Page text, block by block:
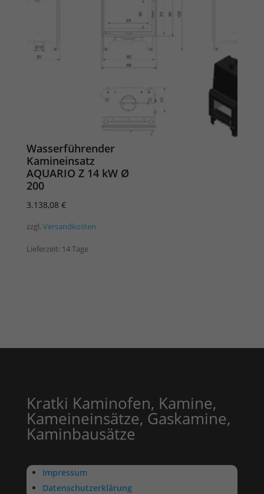
Wasserführender
Kamineinsatz
AQUARIO Z 14 kW Ø
200
3.138,08 €
zzgl. Versandkosten
Lieferzeit: 14 Tage
Kratki Kaminofen, Kamine,
Kameineinsätze, Gaskamine,
Kaminbausätze
Impressum
Datenschutzerklärung